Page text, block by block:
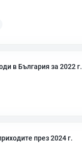
в България за 2022 г.
през 2024 г.